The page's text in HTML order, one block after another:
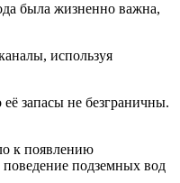
была жизненно важна,
используя
запасы не безграничны.
к появлению
поведение подземных вод